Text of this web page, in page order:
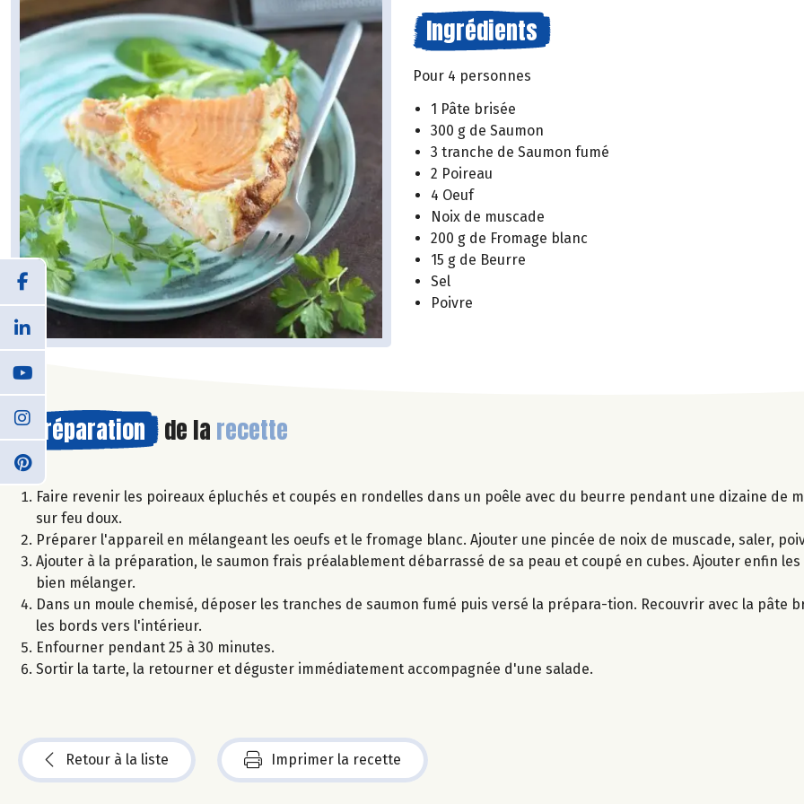
Ingrédients
Pour 4 personnes
1 Pâte brisée
300 g de Saumon
3 tranche de Saumon fumé
2 Poireau
4 Oeuf
Noix de muscade
200 g de Fromage blanc
15 g de Beurre
Sel
Poivre
Préparation de la recette
Faire revenir les poireaux épluchés et coupés en rondelles dans un poêle avec du beurre pendant une dizaine de
sur feu doux.
Préparer l'appareil en mélangeant les oeufs et le fromage blanc. Ajouter une pincée de noix de muscade, saler,
Ajouter à la préparation, le saumon frais préalablement débarrassé de sa peau et coupé en cubes. Ajouter enfin
bien mélanger.
Dans un moule chemisé, déposer les tranches de saumon fumé puis versé la prépara-tion. Recouvrir avec la pâte
les bords vers l'intérieur.
Enfourner pendant 25 à 30 minutes.
Sortir la tarte, la retourner et déguster immédiatement accompagnée d'une salade.
Retour à la liste Imprimer la recette